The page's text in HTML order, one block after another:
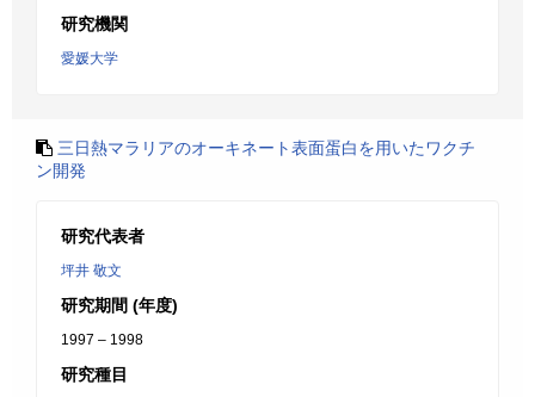
研究機関
愛媛大学
三日熱マラリアのオーキネート表面蛋白を用いたワクチ
ン開発
研究代表者
坪井 敬文
研究期間 (年度)
1997 – 1998
研究種目